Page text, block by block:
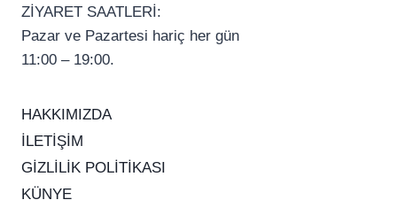
ZİYARET SAATLERİ:
Pazar ve Pazartesi hariç her gün
11:00 – 19:00.
HAKKIMIZDA
İLETİŞİM
GİZLİLİK POLİTİKASI
KÜNYE